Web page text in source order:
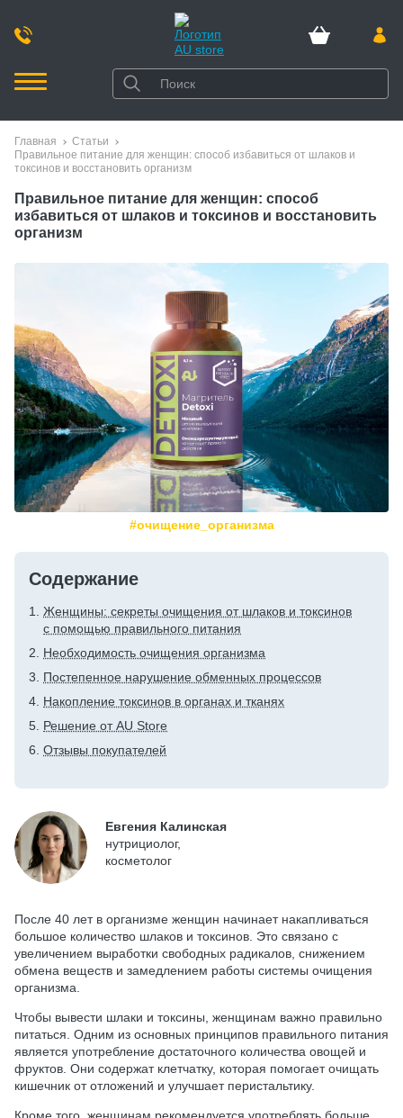
Главная
Статьи
Правильное питание для женщин: способ избавиться от шлаков и
токсинов и восстановить организм
Правильное питание для женщин: способ
избавиться от шлаков и токсинов и восстановить
организм
#очищение_организма
Содержание
Женщины: секреты очищения от шлаков и токсинов
с помощью правильного питания
Необходимость очищения организма
Постепенное нарушение обменных процессов
Накопление токсинов в органах и тканях
Решение от AU Store
Отзывы покупателей
Евгения Калинская
нутрициолог,
косметолог
После 40 лет в организме женщин начинает накапливаться
большое количество шлаков и токсинов. Это связано с
увеличением выработки свободных радикалов, снижением
обмена веществ и замедлением работы системы очищения
организма.
Чтобы вывести шлаки и токсины, женщинам важно правильно
питаться. Одним из основных принципов правильного питания
является употребление достаточного количества овощей и
фруктов. Они содержат клетчатку, которая помогает очищать
кишечник от отложений и улучшает перистальтику.